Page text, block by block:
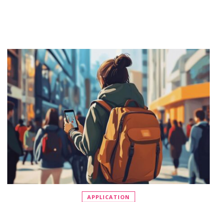
APPLICATION